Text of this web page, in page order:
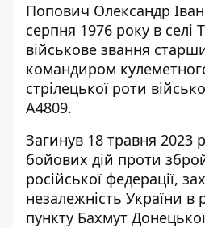
Попович Олександр
серпня 1976 року в селі
військове звання
командиром
стрілецької роти
А4809.
Загинув 18 травня 2023
бойових дій проти
російської федерації,
незалежність України в
пункту Бахмут